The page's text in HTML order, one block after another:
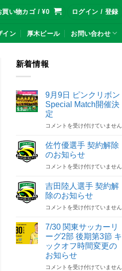
買い物カゴ /¥0 ログイン / 登録
イン 厚木ビール お問い合わせ
新着情報
9月9日 ピンクリボン
Special Match開催決
定
9
9
日
ピ
ン
リ
ボ
ン
Special
開
催
決
定
は
コメントを受け付けていません
佐竹優選手 契約解除
のお知らせ
佐
優
選
手
契
解
お
知
ら
コメントを受け付けていません
吉田陸人選手 契約解
除のお知らせ
吉
陸
手
契
約
コメントを受け付けていません
7/30 関東サッカーリ
ーグ2部 後期第3節 キ
ックオフ時間変更の
お知らせ
7/30
コメントを受け付けていません